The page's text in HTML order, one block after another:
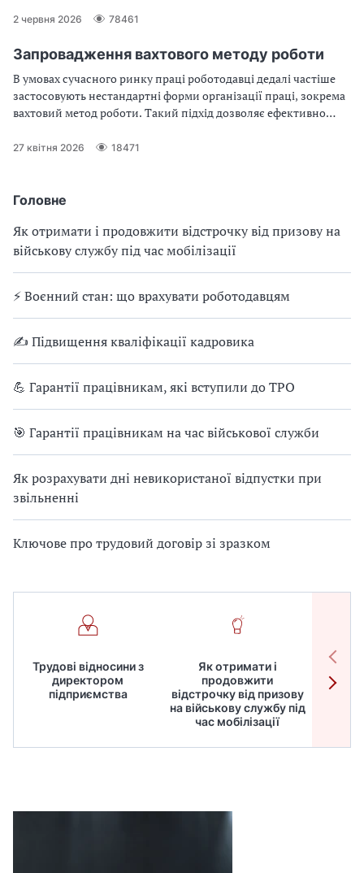
Головне
Як отримати і продовжити відстрочку від призову на
військову службу під час мобілізації
⚡ Воєнний стан: що врахувати роботодавцям
✍ Підвищення кваліфікації кадровика
💪 Гарантії працівникам, які вступили до ТРО
🎯 Гарантії працівникам на час військової служби
Як розрахувати дні невикористаної відпустки при
звільненні
Ключове про трудовий договір зі зразком
Трудові відносини з
директором
підприємства
Як отримати і
продовжити
відстрочку від призову
на військову службу під
час мобілізації
питання: як здійснюється облік робочого часу у військових,
заповнити бланк табеля обліку робочого часу?
2 червня 2026 78461
Запровадження вахтового методу роботи
В умовах сучасного ринку праці роботодавці дедалі частіше
застосовують нестандартні форми організації праці, зокрема
вахтовий метод роботи. Такий підхід дозволяє ефективно
місця постійного проживання працівників, а також
дотримання законодавчих норм і правильного
27 квітня 2026 18471